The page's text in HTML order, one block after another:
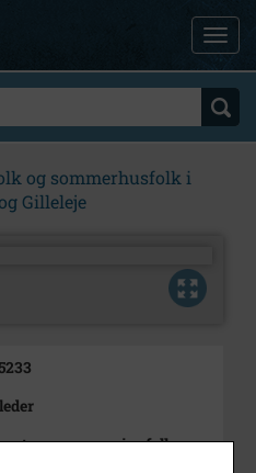
og sommerhusfolk i
Gilleleje
om campingfolk og